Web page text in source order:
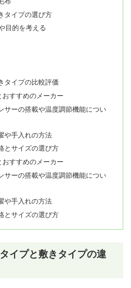
タイプの選び方
目的を考える
タイプの比較評価
すすめのメーカー
サーの搭載や温度調節機能につい
や手入れの方法
とサイズの選び方
すすめのメーカー
サーの搭載や温度調節機能につい
や手入れの方法
とサイズの選び方
イプと敷きタイプの違